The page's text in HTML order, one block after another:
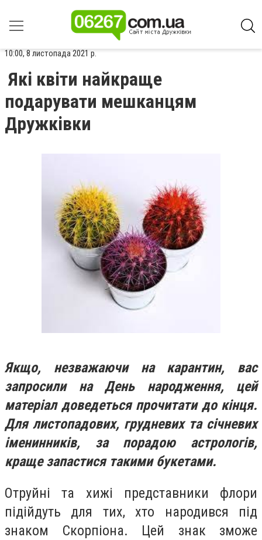
10:00, 8 листопада 2021 р.
Які квіти найкраще
подарувати мешканцям
Дружківки
Якщо, незважаючи на карантин, вас
запросили на День народження, цей
матеріал доведеться прочитати до кінця.
Для листопадових, грудневих та січневих
іменинників, за порадою астрологів,
краще запастися такими букетами.
Отруйні та хижі представники флори
підійдуть для тих, хто народився під
знаком Скорпіона. Цей знак зможе